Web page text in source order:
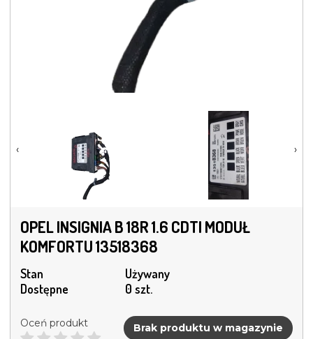
‹ ›
OPEL INSIGNIA B 18R 1.6 CDTI MODUŁ
KOMFORTU 13518368
Stan
Używany
Dostępne
0 szt.
Oceń produkt Brak produktu w magazynie